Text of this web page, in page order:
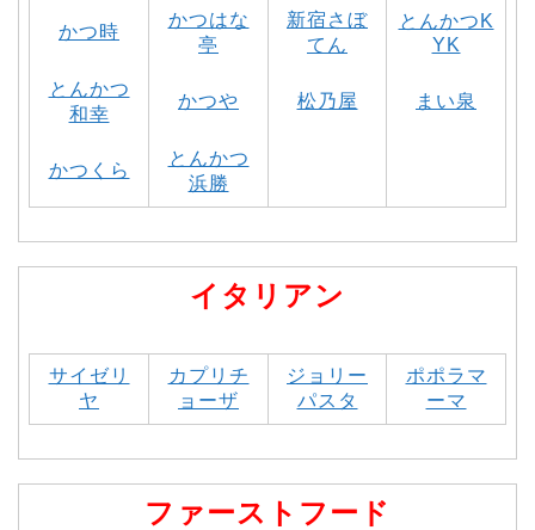
かつ時
かつはな
亭
新宿さぼ
てん
とんかつK
YK
とんかつ
和幸
かつや 松乃屋 まい泉
かつくら
とんかつ
浜勝
イタリアン
サイゼリ
ヤ
カプリチ
ョーザ
ジョリー
パスタ
ポポラマ
ーマ
ファーストフード